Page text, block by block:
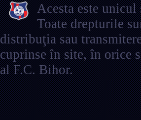
Acesta este
Toate drepturile
distribuţia sau
cuprinse în site, în orice
al F.C. Bihor.